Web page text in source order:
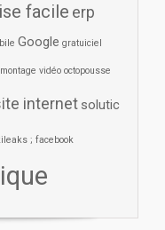
facile erp
Google gratuiciel
montage vidéo octopousse
internet solutic
; facebook